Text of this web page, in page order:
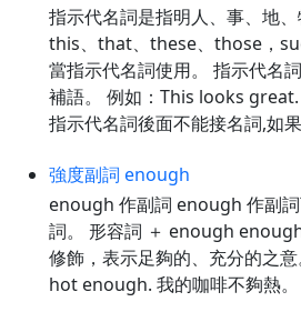
指示代名詞是指明人、事、地
this、that、these、those，
當指示代名詞使用。 指示代名
補語。 例如：This looks great.
指示代名詞後面不能接名詞,如
強度副詞 enough
enough 作副詞 enough 作副
詞。 形容詞 ＋ enough
修飾，表示足夠的、充分的之
hot enough. 我的咖啡不夠熱